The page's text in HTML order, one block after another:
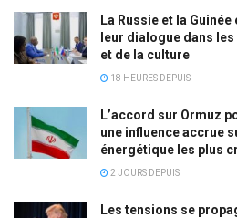
La Russie et la
leur dialogue dans
et de la culture
18 HEURES DEPUIS
L’accord sur Ormuz
une influence accrue
énergétique les plus
2 JOURS DEPUIS
Les tensions se